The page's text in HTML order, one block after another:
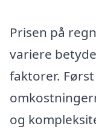
Prisen på
variere
faktorer.
og